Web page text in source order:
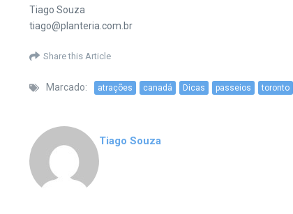
Tiago Souza
tiago@planteria.com.br
Share this Article
Marcado: atrações canadá Dicas passeios toronto
Tiago Souza